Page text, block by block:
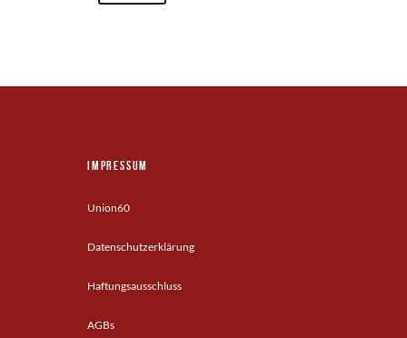
Impressum
Union60
Datenschutzerklärung
Haftungsausschluss
AGBs